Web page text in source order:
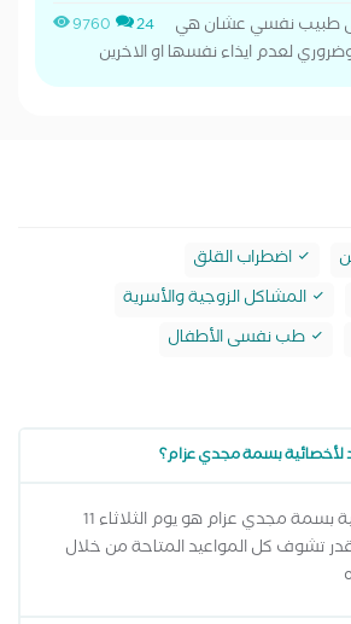
9760 24
طبيب نفسي عشان هي
لعدم ايذاء نفسها او الاخرين
اضطراب القلق
المشاكل الزوجية والأسرية
طب نفسى الأطفال
لأخصائية بسمة مجدي عزام؟
أقرب ميعاد لأخصائية بسمة مجدي عزام هو يوم الثلاثاء 11
2026 وتقدر تشوف كل المواعيد المتاحة من خلال